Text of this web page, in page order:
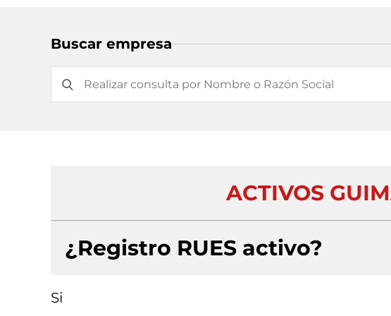
Buscar empresa
ACTIVOS
¿Registro RUES activo?
Si